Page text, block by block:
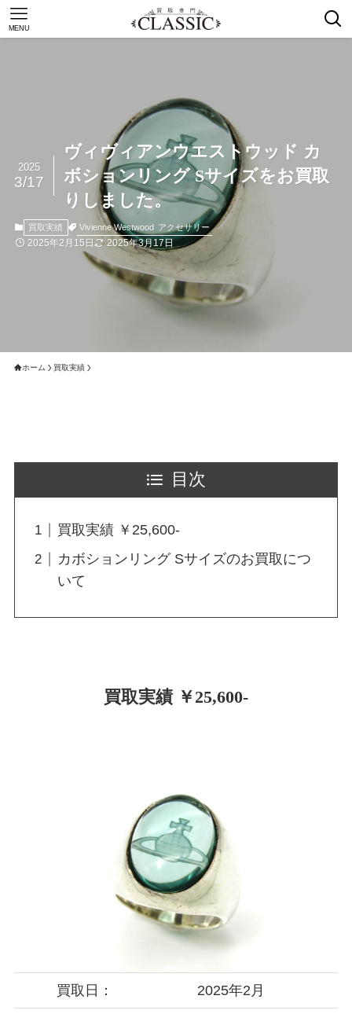
MENU
ヴィヴィアンウエストウッド カ
ボションリング Sサイズをお買取
りしました。
2025
3/17
買取実績 Vivienne Westwood アクセサリー
2025年2月15日 2025年3月17日
ホーム 買取実績
目次
買取実績 ￥25,600-
カボションリング Sサイズのお買取につ
いて
買取実績 ￥25,600-
買取日： 2025年2月